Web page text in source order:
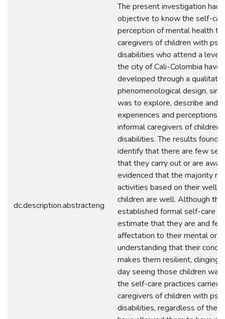
dc.description.abstracteng
The present investigation had
objective to know the self-
perception of mental health
caregivers of children with
disabilities who attend a level
the city of Cali-Colombia
developed through a
phenomenological design,
was to explore, describe and
experiences and perceptions
informal caregivers of
disabilities. The results found
identify that there are few
that they carry out or are
evidenced that the majority
activities based on their well-
children are well. Although
established formal self-care
estimate that they are and
affectation to their mental or
understanding that their
makes them resilient, clinging
day seeing those children
the self-care practices carried
caregivers of children with
disabilities, regardless of the